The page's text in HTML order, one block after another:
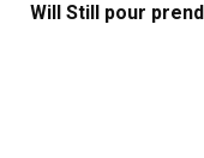
Will Still pour